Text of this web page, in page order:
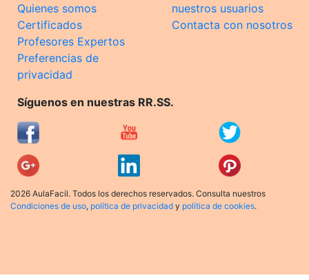
Quienes somos
Certificados
Profesores Expertos
Preferencias de
privacidad
nuestros usuarios
Contacta con nosotros
Síguenos en nuestras RR.SS.
2026 AulaFacil. Todos los derechos reservados. Consulta nuestros
Condiciones de uso, política de privacidad y política de cookies.